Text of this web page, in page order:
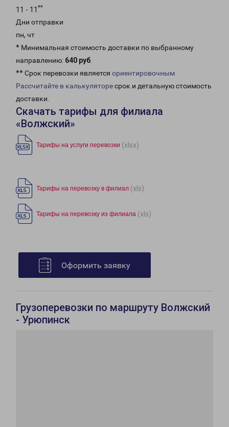
11 - 11 **
Дни отправки
пн, чт
* Минимальная стоимость доставки по выбранному
направлению: 640 руб.
** Срок перевозки является ориентировочным
Рассчитайте в калькуляторесрок и детальную стоимость
доставки.
Скачать тарифы для филиала
«Волжский»
Тарифы на услуги перевозки (xlsx)
Тарифы на перевозку в филиал (xls)
Тарифы на перевозку из филиала (xls)
Оформить заявку
Грузоперевозки по маршруту Волжский
- Урюпинск